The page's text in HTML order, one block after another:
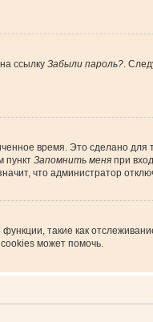
ссылку Забыли пароль? .
время. Это сделано для
пункт Запомнить меня при
что администратор
такие как
может помочь.